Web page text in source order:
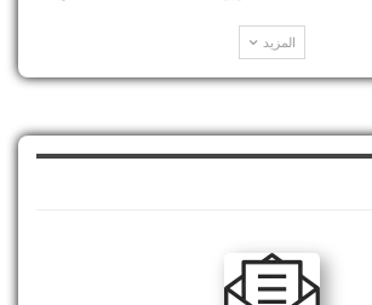
المزيد